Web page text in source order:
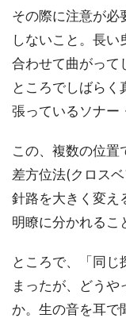
その際に注意が必
しないこと。長
合わせて曲がって
ところでしばらく
張っているソナー
この、複数の位置
差方位法(クロス
針路を大きく変え
明瞭に分かれるこ
ところで、「同じ
まったが、どうや
か。生の音を耳で